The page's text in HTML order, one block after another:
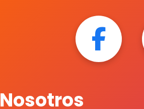
Nosotros